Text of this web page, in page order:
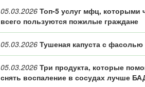
05.03.2026 Топ‑5 услуг мфц, которыми
всего пользуются пожилые граждане
05.03.2026 Тушеная капуста с фасолью
05.03.2026 Три продукта, которые
снять воспаление в сосудах лучше